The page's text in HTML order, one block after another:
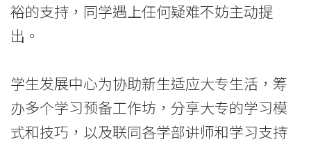
国
际
学
院
裕的支持，同学遇上任何疑难不妨主动提
出。
学生发展中心为协助新生适应大专生活，筹
办多个学习预备工作坊，分享大专的学习模
式和技巧，以及联同各学部讲师和学习支持